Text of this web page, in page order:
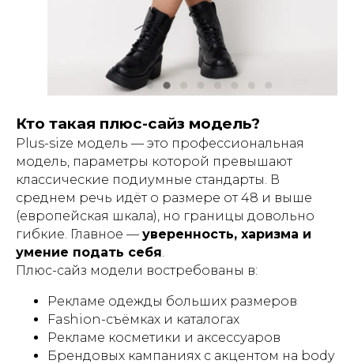
Кто такая плюс-сайз модель?
Plus-size модель — это профессиональная
модель, параметры которой превышают
классические подиумные стандарты. В
среднем речь идёт о размере от 48 и выше
(европейская шкала), но границы довольно
гибкие. Главное — уверенность, харизма и
умение подать себя.
Плюс-сайз модели востребованы в:
Рекламе одежды больших размеров
Fashion-съёмках и каталогах
Рекламе косметики и аксессуаров
Брендовых кампаниях с акцентом на body